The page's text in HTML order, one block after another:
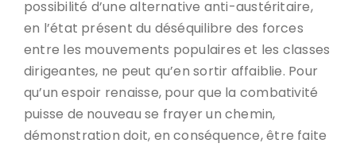
possibilité d’une alternative anti-austéritaire,
en l’état présent du déséquilibre des forces
entre les mouvements populaires et les classes
dirigeantes, ne peut qu’en sortir affaiblie. Pour
qu’un espoir renaisse, pour que la combativité
puisse de nouveau se frayer un chemin,
démonstration doit, en conséquence, être faite